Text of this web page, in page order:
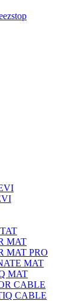
MAT
MAT PRO
MAT
MAT
CABLE
CABLE